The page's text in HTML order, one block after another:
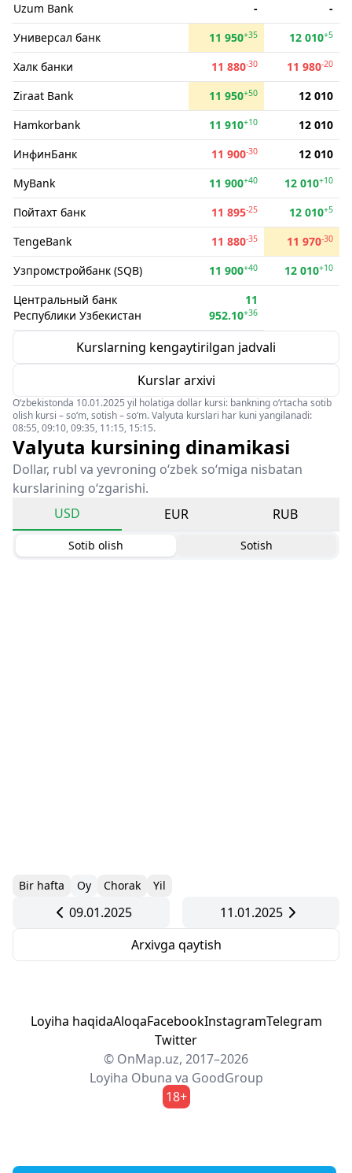
Uzum Bank
-
-
Универсал банк
11 950+35 12 010+5
Халк банки 11 880-30 11 980-20
Ziraat Bank 11 950+50
12 010
Hamkorbank
11 910+10
12 010
ИнфинБанк
11 900-30
12 010
MyBank
11 900+40 12 010+10
Пойтахт банк 11 895-25 12 010+5
TengeBank 11 880-35 11 970-30
Узпромстройбанк (SQB) 11 900+40 12 010+10
Центральный банк
Республики Узбекистан
11
952.10+36
Kurslarning kengaytirilgan jadvali
Kurslar arxivi
O‘zbekistonda 10.01.2025 yil holatiga dollar kursi: bankning o‘rtacha sotib
olish kursi – so‘m, sotish – so‘m. Valyuta kurslari har kuni yangilanadi:
08:55, 09:10, 09:35, 11:15, 15:15.
Valyuta kursining dinamikasi
Dollar, rubl va yevroning o‘zbek so‘miga nisbatan
kurslarining o‘zgarishi.
USD
EUR RUB
Sotib olish Sotish
Bir hafta Oy Chorak Yil
09.01.2025
11.01.2025
Arxivga qaytish
Loyiha haqidaAloqaFacebookInstagramTelegram
Twitter
© OnMap.uz, 2017–2026
Loyiha Obuna va GoodGroup
18+